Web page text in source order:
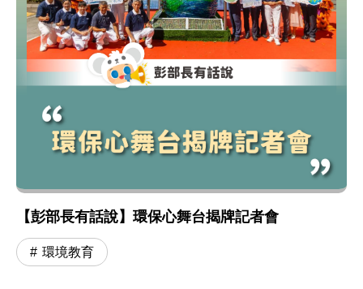
【彭部長有話說】環保心舞台揭牌記者會
環境教育